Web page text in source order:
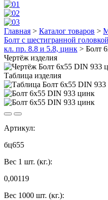
Главная > Каталог товаров >
Болт с шестигранной
кл. пр. 8.8 и 5.8, цинк > Болт
Чертёж изделия
Таблица изделия
Артикул:
бц655
Вес 1 шт. (кг.):
0,00119
Вес 1000 шт. (кг.):